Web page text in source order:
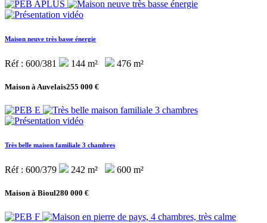
Maison neuve très basse énergie
Réf : 600/381 144 m² 476 m²
Maison à Auvelais255 000 €
Très belle maison familiale 3 chambres
Réf : 600/379 242 m² 600 m²
Maison à Bioul280 000 €